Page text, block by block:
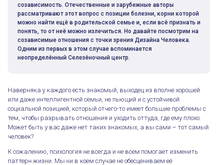
созависимость. Отечественные и зарубежные авторы
рассматривают этот вопрос с позиции болезни, корни которой
можно найти ещё в родительской семье и, если всё признать и
понять, то от неё можно излечиться. Но давайте посмотрим на
созависимые отношения с точки зрения Дизайна Человека.
Одним из первых в этом случае вспоминается
неопределённый Селезёночный центр.
Наверняка у каждого есть знакомый, выходец из вполне хорошей
или даже интеллигентной семьи, не пьющий и с устойчивой
социальной позицией, который отчего-то имеет большие проблемы с
тем, чтобы разрывать отношения и уходить оттуда, где ему плохо.
Может быть у вас даже нет таких знакомых, а вы сами – тот самый
человек?
К сожалению, психология не всегда и не всем помогает изменить
паттерн жизни. Мы ни в коем случае не обесцениваем её